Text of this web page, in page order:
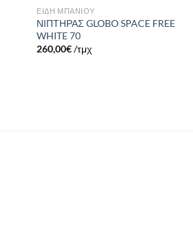
ΕΙΔΗ ΜΠΑΝΙΟΥ
ΝΙΠΤΗΡΑΣ GLOBO SPACE FREE
WHITE 70
260,00€/τμχ